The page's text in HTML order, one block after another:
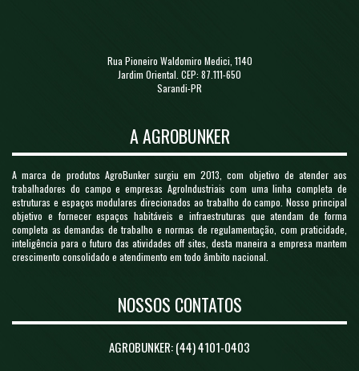
Rua Pioneiro Waldomiro Medici, 1140
Jardim Oriental. CEP: 87.111-650
Sarandi-PR
A AGROBUNKER
A marca de produtos AgroBunker surgiu em 2013, com objetivo de atender aos
trabalhadores do campo e empresas AgroIndustriais com uma linha completa de
estruturas e espaços modulares direcionados ao trabalho do campo. Nosso principal
objetivo e fornecer espaços habitáveis e infraestruturas que atendam de forma
completa as demandas de trabalho e normas de regulamentação, com praticidade,
inteligência para o futuro das atividades off sites, desta maneira a empresa mantem
crescimento consolidado e atendimento em todo âmbito nacional.
NOSSOS CONTATOS
AGROBUNKER: (44) 4101-0403